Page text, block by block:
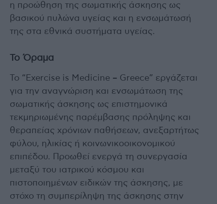
η προώθηση της σωματικής άσκησης ως
βασικού πυλώνα υγείας και η ενσωμάτωσή
της στα εθνικά συστήματα υγείας.
Το Όραμα
Το “Exercise is Medicine – Greece” εργάζεται
για την αναγνώριση και ενσωμάτωση της
σωματικής άσκησης ως επιστημονικά
τεκμηριωμένης παρέμβασης πρόληψης και
θεραπείας χρόνιων παθήσεων, ανεξαρτήτως
φύλου, ηλικίας ή κοινωνικοοικονομικού
επιπέδου. Προωθεί ενεργά τη συνεργασία
μεταξύ του ιατρικού κόσμου και
πιστοποιημένων ειδικών της άσκησης, με
στόχο τη συμπερίληψη της άσκησης στην